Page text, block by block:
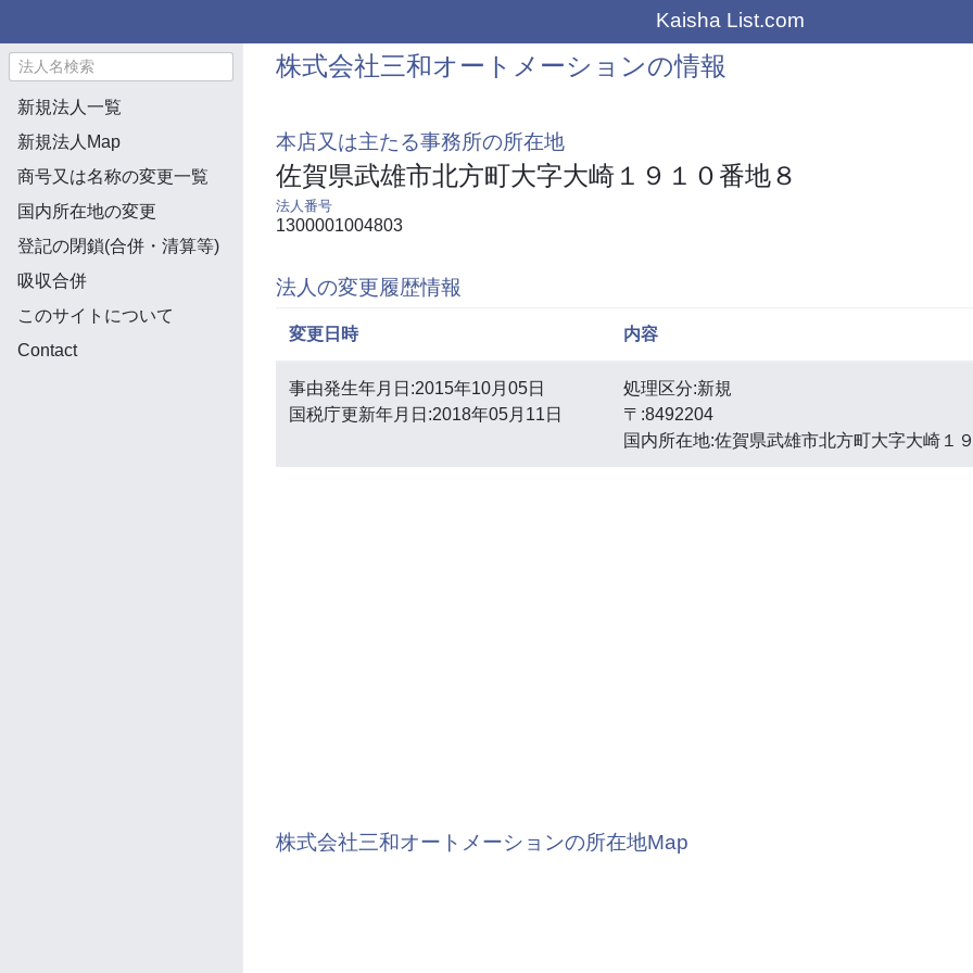
Kaisha List.com
新規法人一覧
新規法人Map
商号又は名称の変更一覧
国内所在地の変更
登記の閉鎖(合併・清算等)
吸収合併
このサイトについて
Contact
株式会社三和オートメーションの情報
本店又は主たる事務所の所在地
佐賀県武雄市北方町大字大崎１９１０番地８
法人番号
1300001004803
法人の変更履歴情報
変更日時 内容
事由発生年月日:2015年10月05日
国税庁更新年月日:2018年05月11日
処理区分:新規
〒:8492204
国内所在地:佐賀県武雄市北方町大字大崎１
株式会社三和オートメーションの所在地Map